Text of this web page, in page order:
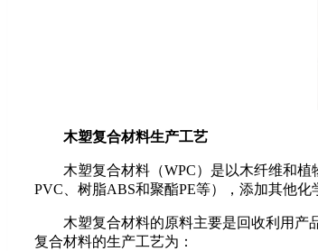
木塑复合材料生产工艺
木塑复合材料（WPC）是以木纤维和植
PVC、树脂ABS和聚酯PE等），添加其他
木塑复合材料的原料主要是回收利用产品
复合材料的生产工艺为：